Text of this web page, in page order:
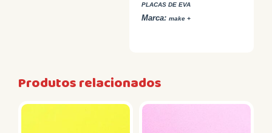
PLACAS DE EVA
Marca:make +
Produtos relacionados